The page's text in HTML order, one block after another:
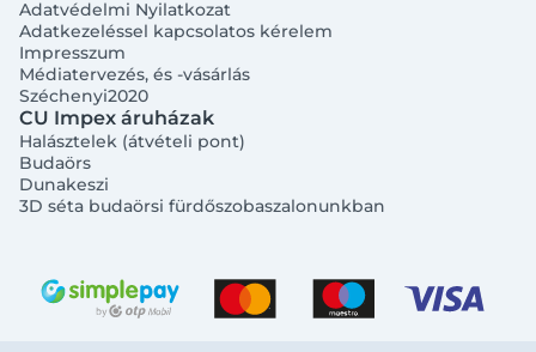
Adatvédelmi Nyilatkozat
Adatkezeléssel kapcsolatos kérelem
Impresszum
Médiatervezés, és -vásárlás
Széchenyi2020
CU Impex áruházak
Halásztelek (átvételi pont)
Budaörs
Dunakeszi
3D séta budaörsi fürdőszobaszalonunkban